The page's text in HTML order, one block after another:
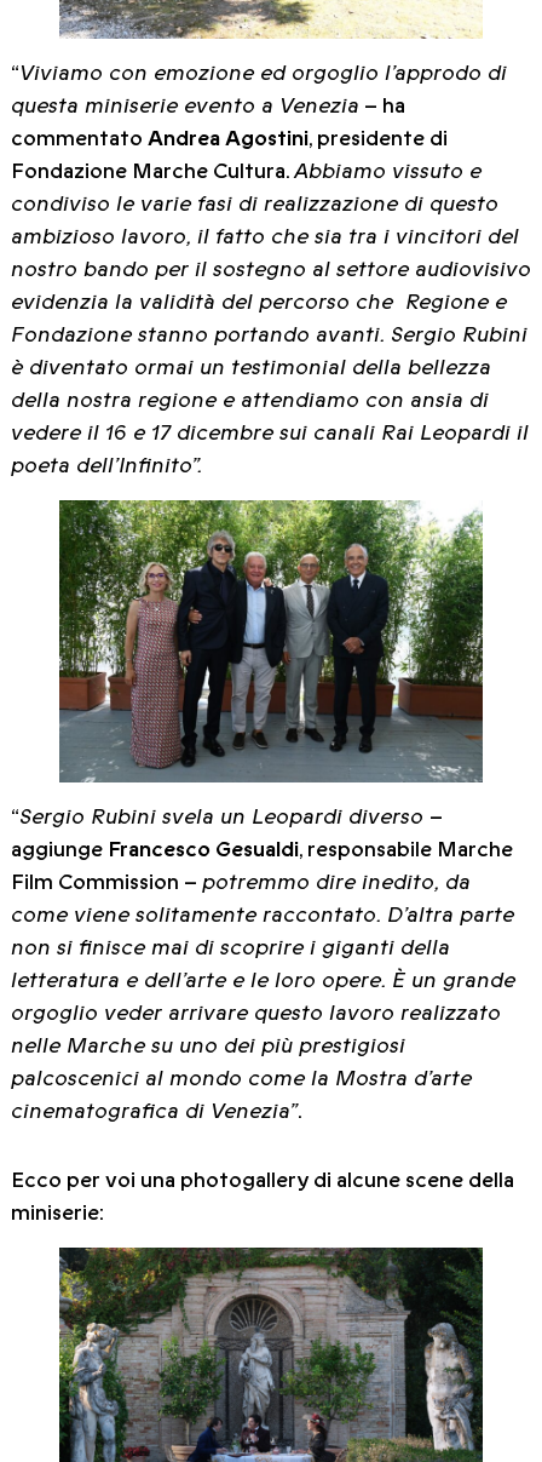
“Viviamo con emozione ed orgoglio l’approdo di
questa miniserie evento a Venezia – ha
commentato Andrea Agostini, presidente di
Fondazione Marche Cultura.Abbiamo vissuto e
condiviso le varie fasi di realizzazione di questo
ambizioso lavoro, il fatto che sia tra i vincitori del
nostro bando per il sostegno al settore audiovisivo
evidenzia la validità del percorso che Regione e
Fondazione stanno portando avanti. Sergio Rubini
è diventato ormai un testimonial della bellezza
della nostra regione e attendiamo con ansia di
vedere il 16 e 17 dicembre sui canali Rai Leopardi il
poeta dell’Infinito”.
“Sergio Rubini svela un Leopardi diverso –
aggiunge Francesco Gesualdi, responsabile Marche
Film Commission – potremmo dire inedito, da
come viene solitamente raccontato. D’altra parte
non si finisce mai di scoprire i giganti della
letteratura e dell’arte e le loro opere. È un grande
orgoglio veder arrivare questo lavoro realizzato
nelle Marche su uno dei più prestigiosi
palcoscenici al mondo come la Mostra d’arte
cinematografica di Venezia”.
Ecco per voi una photogallery di alcune scene della
miniserie: